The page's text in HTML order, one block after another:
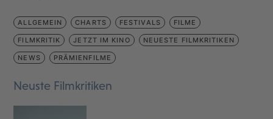
ALLGEMEIN CHARTS FESTIVALS FILME
FILMKRITIK JETZT IM KINO NEUESTE FILMKRITIKEN
NEWS PRÄMIENFILME
Neuste Filmkritiken